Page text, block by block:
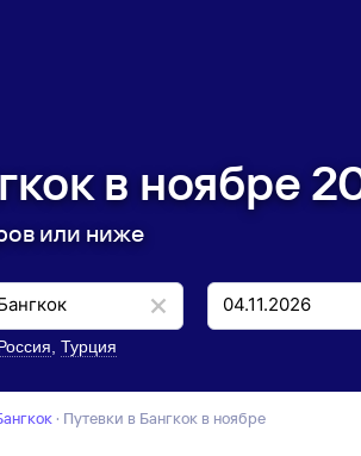
в ноябре
или ниже
Турция
· Путевки в Бангкок в ноябре